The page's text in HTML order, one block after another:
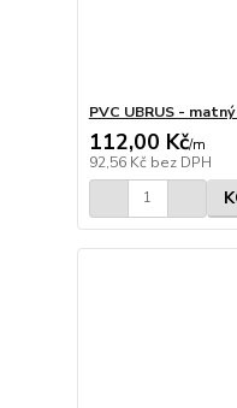
PVC UBRUS -
112,00 Kč/m
92,56 Kč bez DPH